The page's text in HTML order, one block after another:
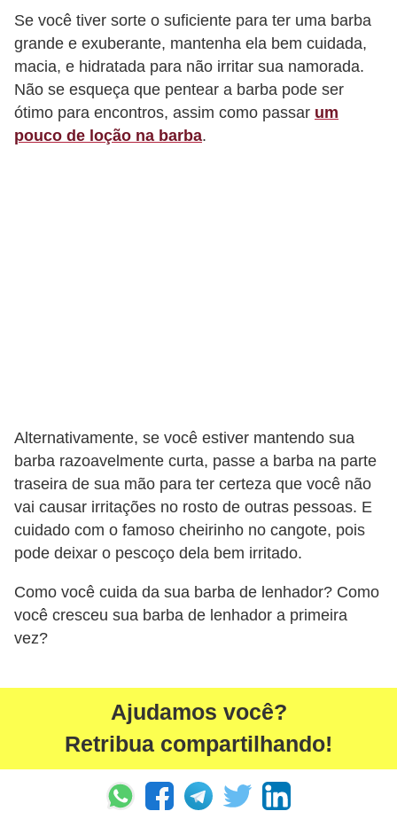
Se você tiver sorte o suficiente para ter uma barba
grande e exuberante, mantenha ela bem cuidada,
macia, e hidratada para não irritar sua namorada.
Não se esqueça que pentear a barba pode ser
ótimo para encontros, assim como passar um
pouco de loção na barba.
Alternativamente, se você estiver mantendo sua
barba razoavelmente curta, passe a barba na parte
traseira de sua mão para ter certeza que você não
vai causar irritações no rosto de outras pessoas. E
cuidado com o famoso cheirinho no cangote, pois
pode deixar o pescoço dela bem irritado.
Como você cuida da sua barba de lenhador? Como
você cresceu sua barba de lenhador a primeira
vez?
Ajudamos você?
Retribua compartilhando!